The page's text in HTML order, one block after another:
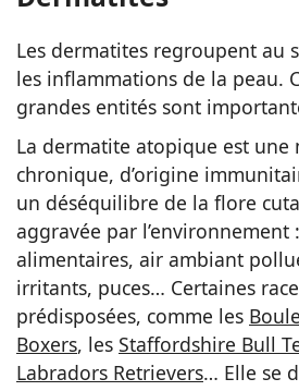
Les dermatites regroupent au
les inflammations de la peau.
grandes entités sont
La dermatite atopique est une
chronique, d’origine
un déséquilibre de la flore
aggravée par l’environnement
alimentaires, air ambiant
irritants, puces… Certaines
prédisposées, comme les
Boxers, les Staffordshire Bull
Labradors Retrievers… Elle se